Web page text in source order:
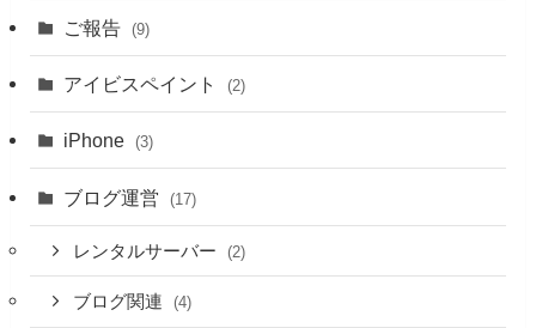
ご報告 (9)
アイビスペイント (2)
iPhone (3)
ブログ運営 (17)
レンタルサーバー (2)
ブログ関連 (4)